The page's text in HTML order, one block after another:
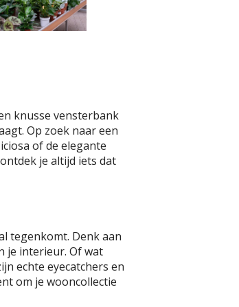
knusse vensterbank
Op zoek naar een
of de elegante
je altijd iets dat
tegenkomt. Denk aan
je interieur. Of wat
echte eyecatchers en
om je wooncollectie